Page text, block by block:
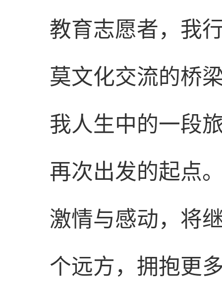
教育志愿者，我
莫文化交流的桥
我人生中的一段
再次出发的起点
激情与感动，将
个远方，拥抱更